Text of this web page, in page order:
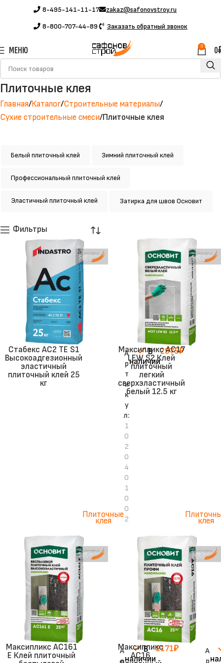
8-495-141-11-17
8-800-707-44-89
zakaz@safonovstroy.ru
Заказать обратный звонок
МЕНЮ 0 0
Плиточные клея
Главная Каталог Строительные материалы
Сухие строительные смеси Плиточные клея
Белый плиточный клей Зимний плиточный клей
Профессиональный плиточный клей
Эластичный плиточный клей Затирка для швов Основит
Фильтры
Стабекс AC2 TE S1
Высокоадгезионный
эластичный
плиточный клей 25
кг
Плиточные
клея
А
р
т
и
к
у
л:
1
0
2
0
4
0
1
0
0
2
В
наличии
2975₽
Максипликс AC17
LEW S2 Клей
плиточный
легкий
сверхэластичный
белый 12.5 кг
клея
Максипликс АС161
Е Клей плиточный
А
В
наличии
2171₽
Максипликс
AC16
А